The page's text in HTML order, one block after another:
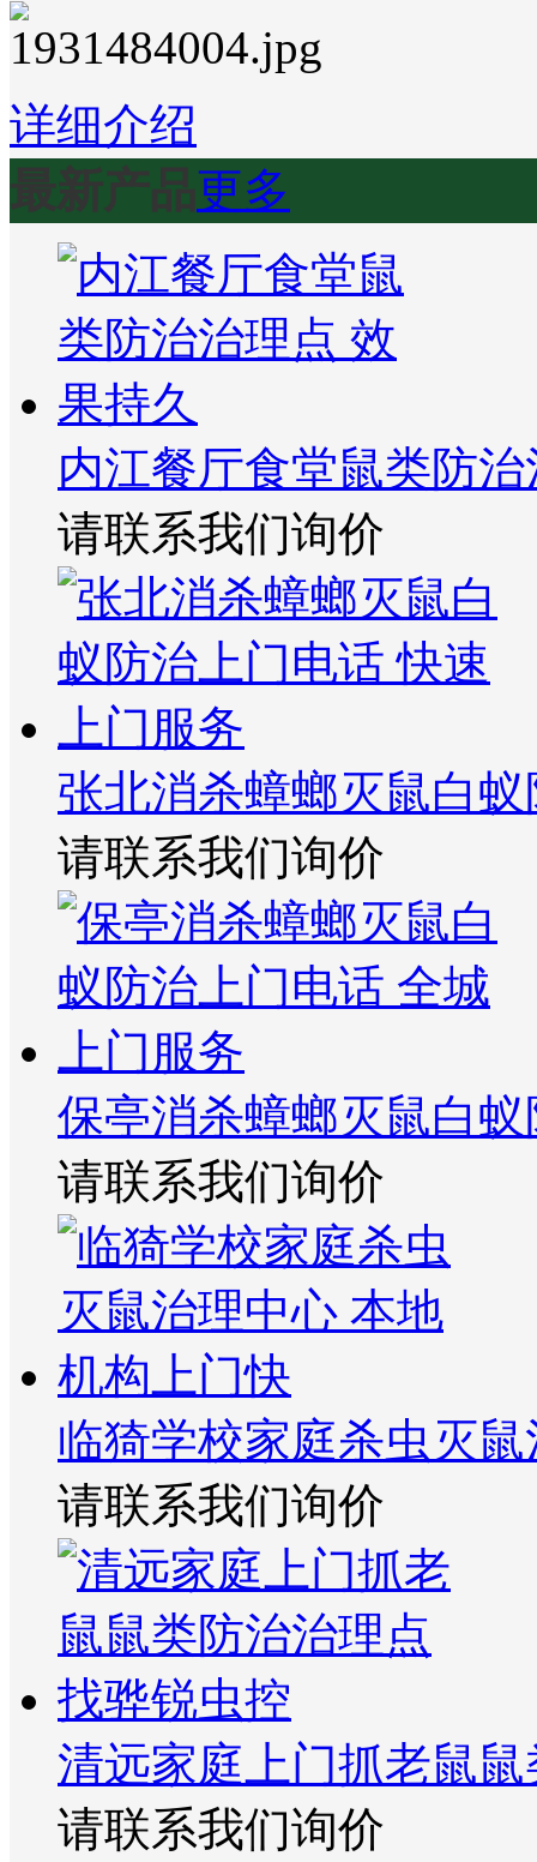
详细介绍
最新产品更多
内江餐厅食堂鼠类防
请联系我们询价
张北消杀蟑螂灭鼠白
请联系我们询价
保亭消杀蟑螂灭鼠白
请联系我们询价
临猗学校家庭杀虫灭
请联系我们询价
清远家庭上门抓老鼠
请联系我们询价